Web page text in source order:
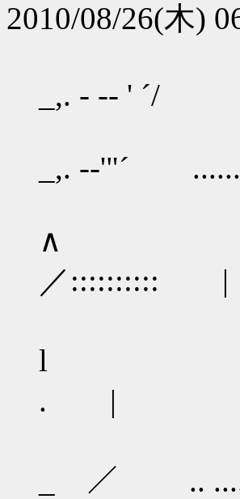
2010/08/26(木)
_,. - ‐‐ ' ´/
_,. -‐'"´
∧
／:::::::::: |
l
. |
_ ／ ..